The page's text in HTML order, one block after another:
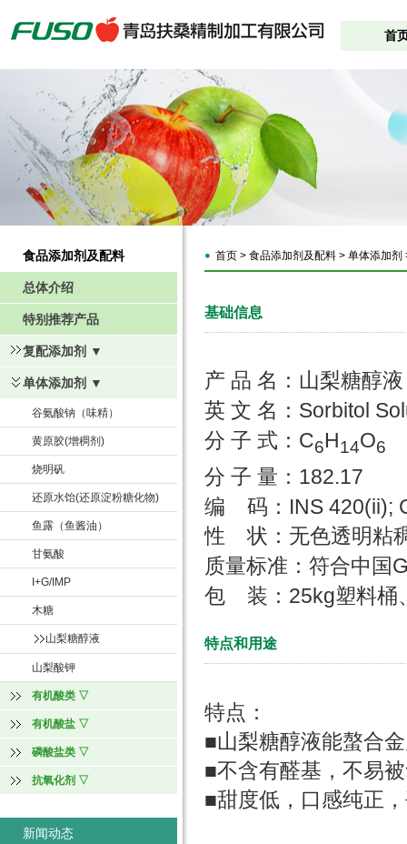
首
食品添加剂及配料
总体介绍
特别推荐产品
复配添加剂 ▼
单体添加剂 ▼
谷氨酸钠（味精）
黄原胶(增稠剂)
烧明矾
还原水饴(还原淀粉糖化物)
鱼露（鱼酱油）
甘氨酸
I+G/IMP
木糖
山梨糖醇液
山梨酸钾
有机酸类 ▽
有机酸盐 ▽
磷酸盐类 ▽
抗氧化剂 ▽
新闻动态
首页 > 食品添加剂及配料 > 单体添加剂
基础信息
产 品 名：山梨糖醇液
英 文 名： Sorbitol
分 子 式： C6H14O6
分 子 量： 182.17
编 码 ： INS 420(ii);
性 状 ： 无色透明粘
质量标准：符合中国
包 装 ： 25kg塑料桶
特点和用途
特点：
■山梨糖醇液能螯合
■不含有醛基，不易
■甜度低，口感纯正